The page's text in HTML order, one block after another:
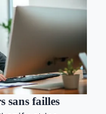
sans failles